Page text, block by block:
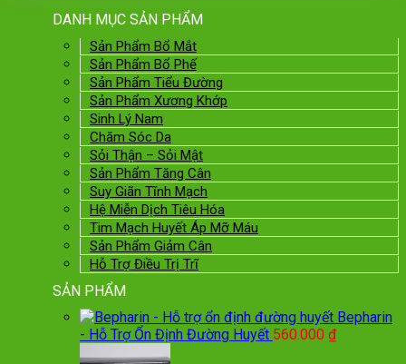
DANH MỤC SẢN PHẨM
Sản Phẩm Bổ Mắt
Sản Phẩm Bổ Phế
Sản Phẩm Tiểu Đường
Sản Phẩm Xương Khớp
Sinh Lý Nam
Chăm Sóc Da
Sỏi Thận – Sỏi Mật
Sản Phẩm Tăng Cân
Suy Giãn Tĩnh Mạch
Hệ Miễn Dịch Tiêu Hóa
Tim Mạch Huyết Áp Mỡ Máu
Sản Phẩm Giảm Cân
Hỗ Trợ Điều Trị Trĩ
SẢN PHẨM
Bepharin
- Hỗ Trợ Ổn Định Đường Huyết 560.000 ₫